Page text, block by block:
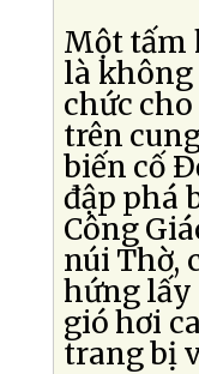
Một tấm
là
chức
trên
biến cố
đập phá
Công
núi Thờ,
hứng lấy
gió hơi
trang bị